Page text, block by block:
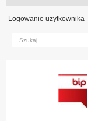
Logowanie użytkownika